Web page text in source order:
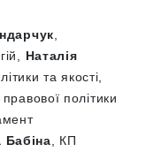
Наталія
та якості,
політики
Бабіна , КП